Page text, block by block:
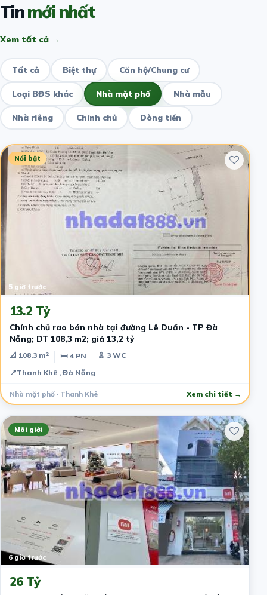
Tinmới nhất
Xem tất cả →
Tất cả Biệt thự Căn hộ/Chung cư
Loại BĐS khác Nhà mặt phố Nhà mẫu
Nhà riêng Chính chủ Dòng tiền
Nổi bật
5 giờ trước
13.2 Tỷ
Chính chủ rao bán nhà tại đường Lê Duẩn - TP Đà
Nẵng; DT 108,3 m2; giá 13,2 tỷ
📐 108.3 m² 🛏 4 PN
🚿 3 WC
📍Thanh Khê , Đà Nẵng
Nhà mặt phố · Thanh Khê Xem chi tiết →
Môi giới
6 giờ trước
26 Tỷ